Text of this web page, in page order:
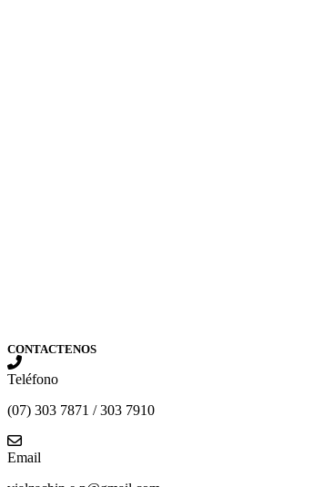
CONTACTENOS
Teléfono
(07) 303 7871 / 303 7910
Email